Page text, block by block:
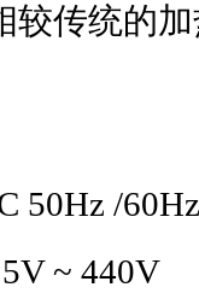
较传统的
50Hz /60Hz
~ 440V